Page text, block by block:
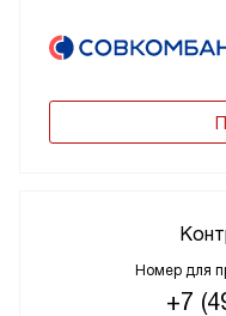
Номер для
+7